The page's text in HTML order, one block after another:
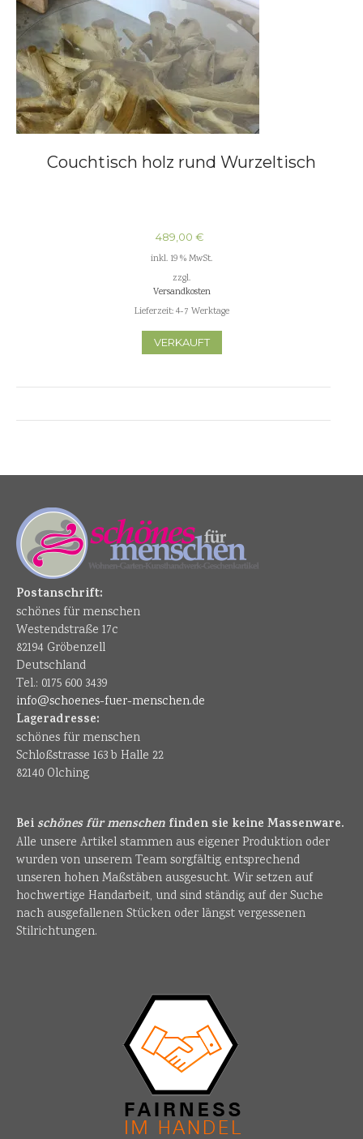
Couchtisch holz rund Wurzeltisch
489,00 €
inkl. 19 % MwSt.
zzgl.
Versandkosten
Lieferzeit:4-7 Werktage
VERKAUFT
Postanschrift:
schönes für menschen
Westendstraße 17c
82194 Gröbenzell
Deutschland
Tel.: 0175 600 3439
info@schoenes-fuer-menschen.de
Lageradresse:
schönes für menschen
Schloßstrasse 163 b Halle 22
82140 Olching
Beischönes für menschen finden sie keine Massenware.
Alle unsere Artikel stammen aus eigener Produktion oder
wurden von unserem Team sorgfältig entsprechend
unseren hohen Maßstäben ausgesucht. Wir setzen auf
hochwertige Handarbeit, und sind ständig auf der Suche
nach ausgefallenen Stücken oder längst vergessenen
Stilrichtungen.